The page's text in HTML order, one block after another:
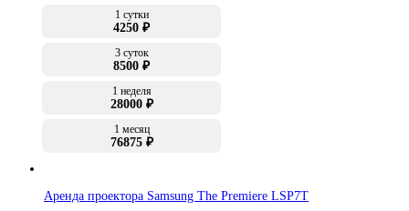
1 сутки
4250 ₽
3 суток
8500 ₽
1 неделя
28000 ₽
1 месяц
76875 ₽
Аренда проектора Samsung The Premiere LSP7T